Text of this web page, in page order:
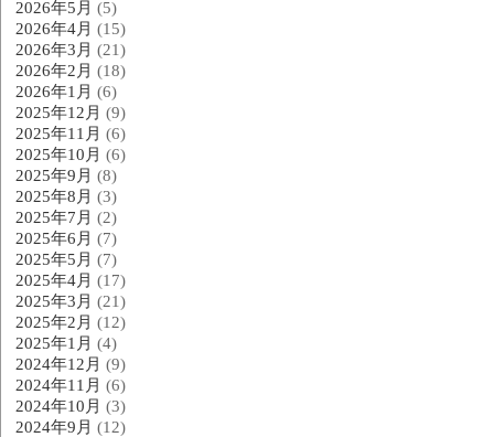
2026年5月 (5)
2026年4月 (15)
2026年3月 (21)
2026年2月 (18)
2026年1月 (6)
2025年12月 (9)
2025年11月 (6)
2025年10月 (6)
2025年9月 (8)
2025年8月 (3)
2025年7月 (2)
2025年6月 (7)
2025年5月 (7)
2025年4月 (17)
2025年3月 (21)
2025年2月 (12)
2025年1月 (4)
2024年12月 (9)
2024年11月 (6)
2024年10月 (3)
2024年9月 (12)